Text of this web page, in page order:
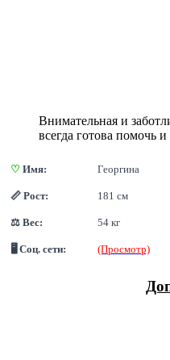
Внимательная и
всегда готова помочь
♡ Имя: Георгина
📏 Рост: 181 см
⚖ Вес: 54 кг
🖥 Соц. сети: (Просмотр)